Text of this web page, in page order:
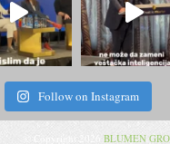
Follow on Instagram
© Copyright 2026 BLUMEN